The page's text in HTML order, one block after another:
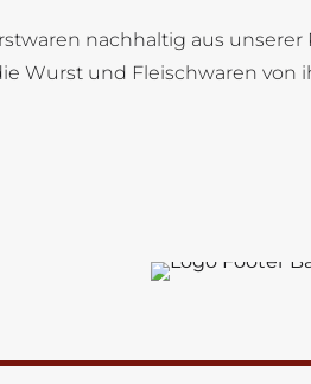
nachhaltig aus
Wurst und Fleischwaren von